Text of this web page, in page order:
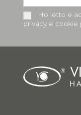
Ho letto e
privacy e cookie